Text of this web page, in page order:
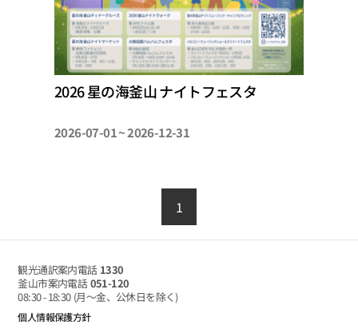
2026 星の海釜山 ナイトフェスタ
2026-07-01 ~ 2026-12-31
1
観光通訳案内電話 1330
釜山市案内電話051-120
08:30 - 18:30 (月～金、公休日を除く)
個人情報保護方針